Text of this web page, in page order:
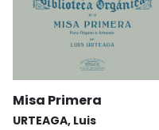
Misa Primera
URTEAGA, Luis